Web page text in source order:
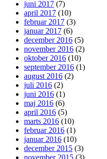
juni 2017 (7)
april 2017 (10)
februar 2017 (3)
januar 2017 (6)
december 2016 (5)
november 2016 (2)
oktober 2016 (10)
september 2016 (1)
august 2016 (2)
juli 2016 (2)
juni 2016 (1)
maj 2016 (6)
april 2016 (5)
marts 2016 (10)
februar 2016 (1)
januar 2016 (10)
december 2015 (3)
november 2015 (3)